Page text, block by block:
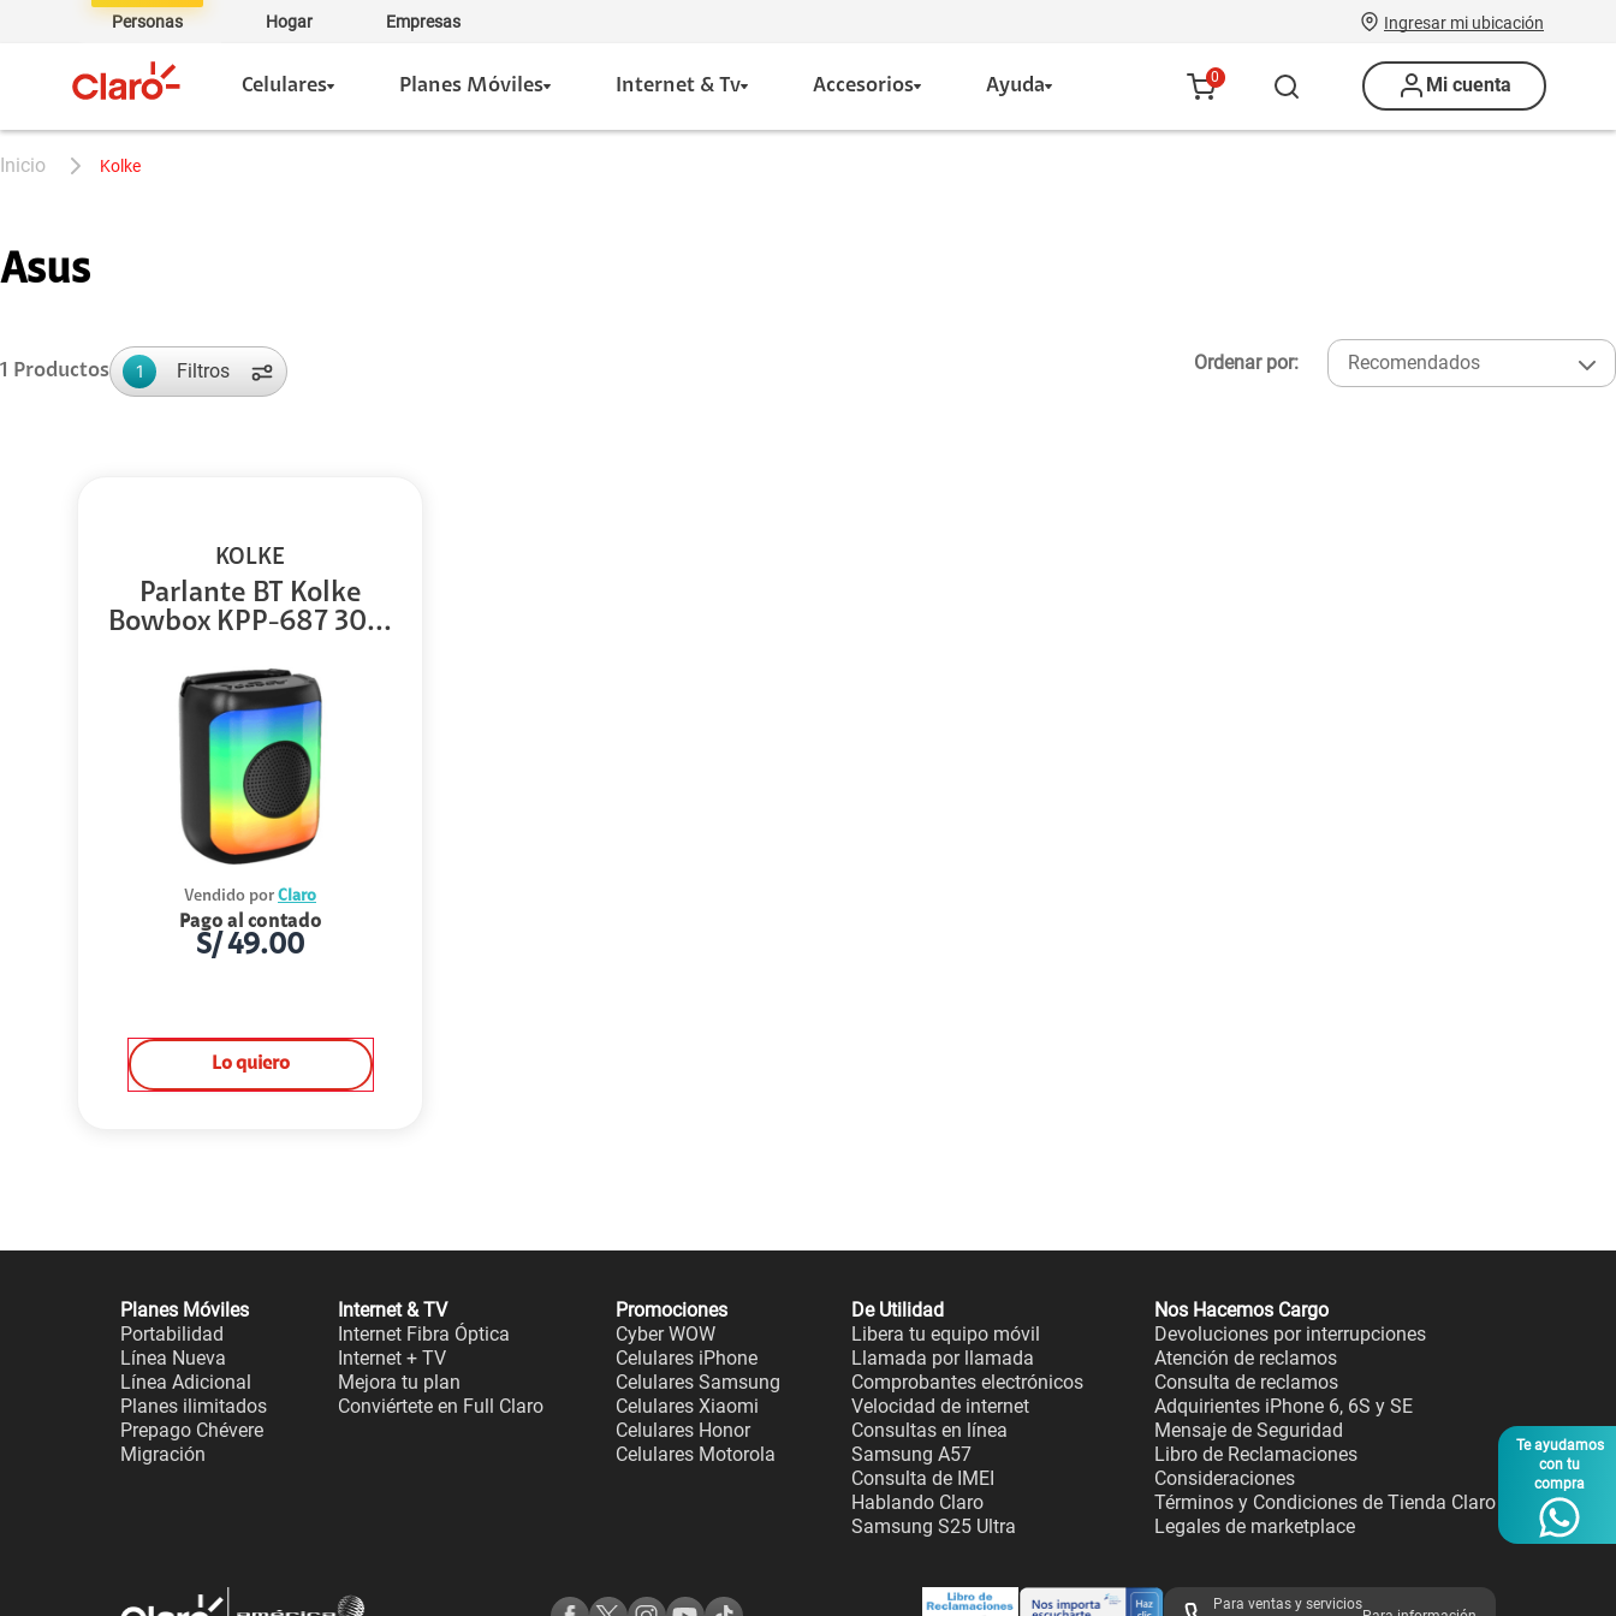
Personas Hogar Empresas Ingresar mi ubicación
Celulares Planes Móviles Internet & Tv Accesorios Ayuda 0 Mi cuenta
Te ayudamos
con tu
compra
kolke
Asus
1 Productos 1 Filtros Ordenar por: Recomendados
KOLKE
Parlante BT Kolke
Bowbox KPP-687 30...
Vendido por Claro
Pago al contado
S/49.00
Lo quiero
Planes Móviles
Portabilidad
Línea Nueva
Línea Adicional
Planes ilimitados
Prepago Chévere
Migración
Internet & TV
Internet Fibra Óptica
Internet + TV
Mejora tu plan
Conviértete en Full Claro
Promociones
Cyber WOW
Celulares iPhone
Celulares Samsung
Celulares Xiaomi
Celulares Honor
Celulares Motorola
De Utilidad
Libera tu equipo móvil
Llamada por llamada
Comprobantes electrónicos
Velocidad de internet
Consultas en línea
Samsung A57
Consulta de IMEI
Hablando Claro
Samsung S25 Ultra
Nos Hacemos Cargo
Devoluciones por interrupciones
Atención de reclamos
Consulta de reclamos
Adquirientes iPhone 6, 6S y SE
Mensaje de Seguridad
Libro de Reclamaciones
Consideraciones
Términos y Condiciones de Tienda Claro
Legales de marketplace
Para ventas y servicios